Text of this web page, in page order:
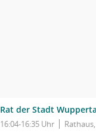
Rat der Stadt
16:04-16:35 Uhr